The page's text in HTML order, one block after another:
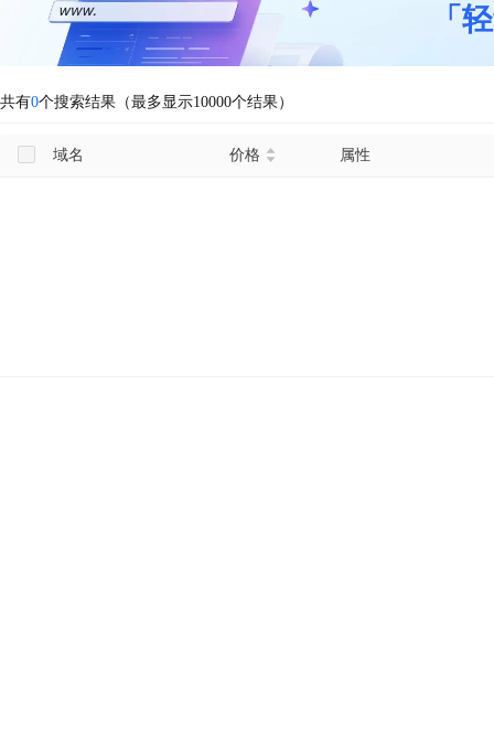
「
共有0个搜索结果（最多显示10000个结果）
域名 价格 属性